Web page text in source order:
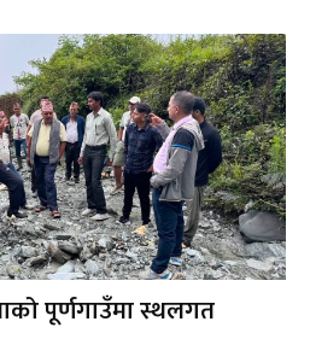
पूर्णगाउँमा स्थलगत